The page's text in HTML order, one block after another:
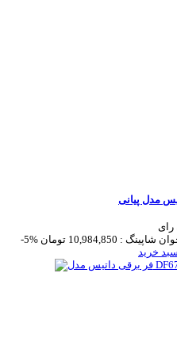
مدل پیانی
رای
-5%
شاپینگ : 10,984,850 تومان
خرید